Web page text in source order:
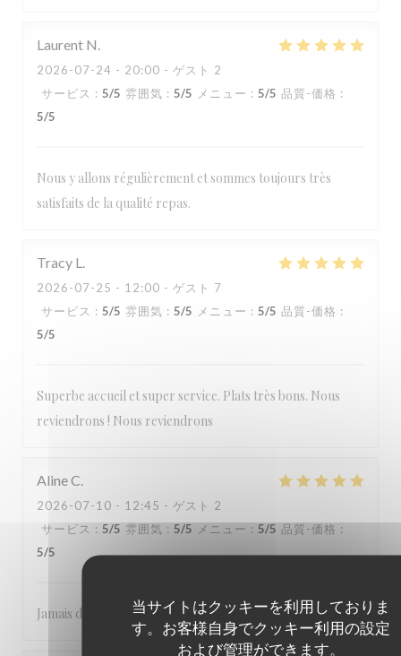
当サイトはクッキーを利用しておりま
す。お客様自身でクッキー利用の設定
および管理ができます。
Laurent N
2026-07-24 - 20:00 - ゲスト 2
サービス : 5/5 雰囲気 : 5/5 メニュー : 5/5 品質-価格 :
5/5
Nous y allons régulièrement et sommes toujours très
satisfaits de la qualité repas.
Tracy L
2026-07-25 - 12:00 - ゲスト 7
サービス : 5/5 雰囲気 : 5/5 メニュー : 5/5 品質-価格 :
5/5
Superbe accueil et super service. Plats très bons. Nous
reviendrons ! Nous reviendrons
AlineC
2026-07-10 - 12:45 - ゲスト 2
サービス : 5/5 雰囲気 : 5/5 メニュー : 5/5 品質-価格 :
5/5
Jamais déçue